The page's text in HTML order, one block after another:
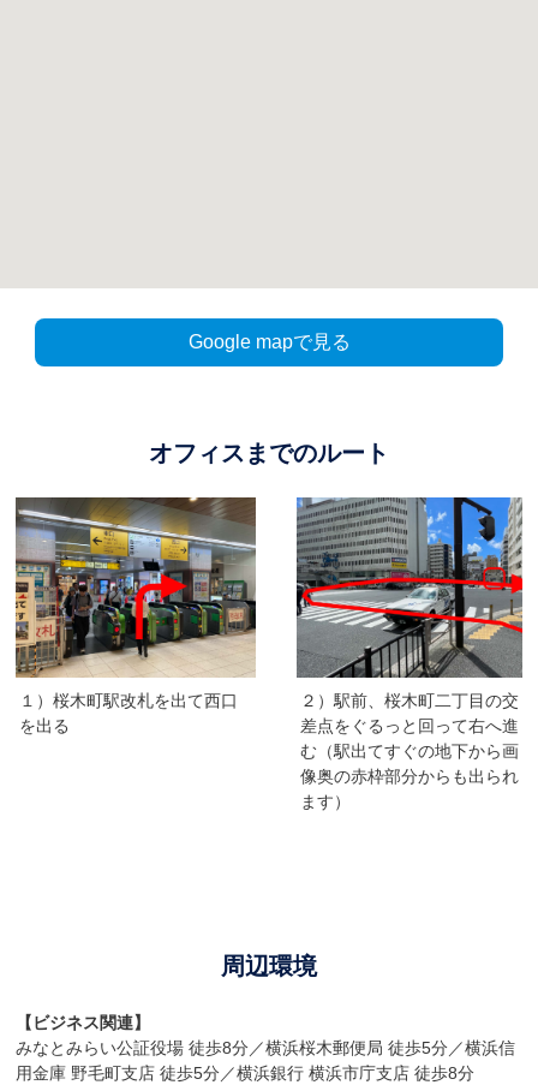
Google mapで見る
オフィスまでのルート
１）桜木町駅改札を出て西口
を出る
２）駅前、桜木町二丁目の交
差点をぐるっと回って右へ進
む（駅出てすぐの地下から画
像奥の赤枠部分からも出られ
ます）
周辺環境
【ビジネス関連】
みなとみらい公証役場 徒歩8分／横浜桜木郵便局 徒歩5分／横浜信
用金庫 野毛町支店 徒歩5分／横浜銀行 横浜市庁支店 徒歩8分